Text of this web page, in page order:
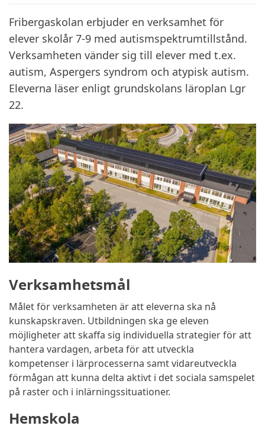
Fribergaskolan erbjuder en verksamhet för
elever skolår 7-9 med autismspektrumtillstånd.
Verksamheten vänder sig till elever med t.ex.
autism, Aspergers syndrom och atypisk autism.
Eleverna läser enligt grundskolans läroplan Lgr
22.
Verksamhetsmål
Målet för verksamheten är att eleverna ska nå
kunskapskraven. Utbildningen ska ge eleven
möjligheter att skaffa sig individuella strategier för att
hantera vardagen, arbeta för att utveckla
kompetenser i lärprocesserna samt vidareutveckla
förmågan att kunna delta aktivt i det sociala samspelet
på raster och i inlärningssituationer.
Hemskola